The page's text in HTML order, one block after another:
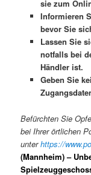
sie zum
Informieren
bevor Sie
Lassen Sie
notfalls bei
Händler ist.
Geben Sie
Befürchten Sie
bei Ihrer örtlichen
unterhttps://
(Mannheim) –